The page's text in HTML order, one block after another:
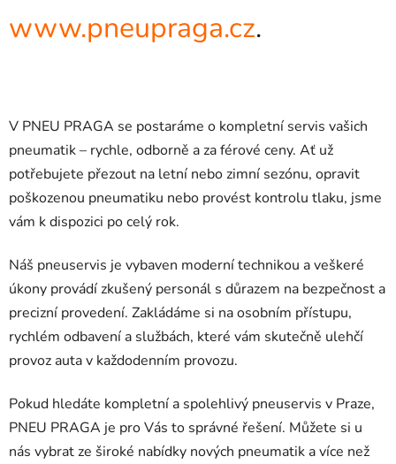
www.pneupraga.cz.
V PNEU PRAGA se postaráme o kompletní servis vašich
pneumatik – rychle, odborně a za férové ceny. Ať už
potřebujete přezout na letní nebo zimní sezónu, opravit
poškozenou pneumatiku nebo provést kontrolu tlaku, jsme
vám k dispozici po celý rok.
Náš pneuservis je vybaven moderní technikou a veškeré
úkony provádí zkušený personál s důrazem na bezpečnost a
precizní provedení. Zakládáme si na osobním přístupu,
rychlém odbavení a službách, které vám skutečně ulehčí
provoz auta v každodenním provozu.
Pokud hledáte kompletní a spolehlivý pneuservis v Praze,
PNEU PRAGA je pro Vás to správné řešení. Můžete si u
nás vybrat ze široké nabídky nových pneumatik a více než